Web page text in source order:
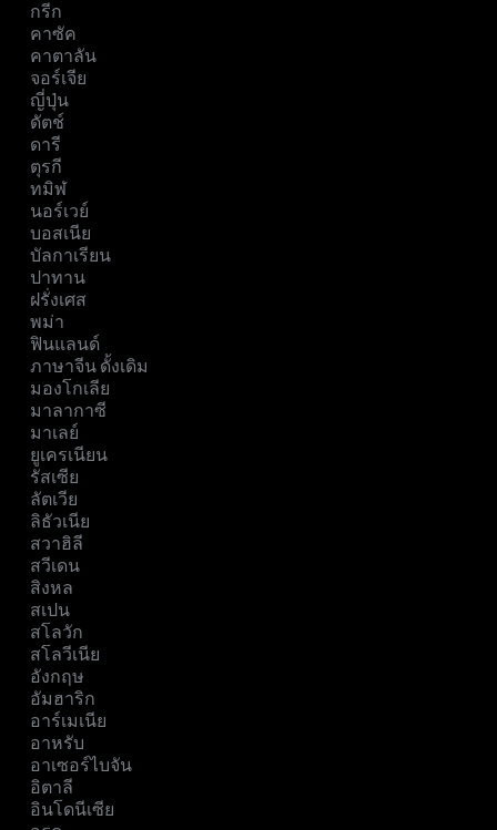
กรีก
คาซัค
คาตาลัน
จอร์เจีย
ญี่ปุ่น
ดัตช์
ดารี
ตุรกี
ทมิฬ
นอร์เวย์
บอสเนีย
บัลกาเรียน
ปาทาน
ฝรั่งเศส
พม่า
ฟินแลนด์
ภาษาจีน ดั้งเดิม
มองโกเลีย
มาลากาซี
มาเลย์
ยูเครเนียน
รัสเซีย
ลัตเวีย
ลิธัวเนีย
สวาฮิลี
สวีเดน
สิงหล
สเปน
สโลวัก
สโลวีเนีย
อังกฤษ
อัมฮาริก
อาร์เมเนีย
อาหรับ
อาเซอร์ไบจัน
อิตาลี
อินโดนีเซีย